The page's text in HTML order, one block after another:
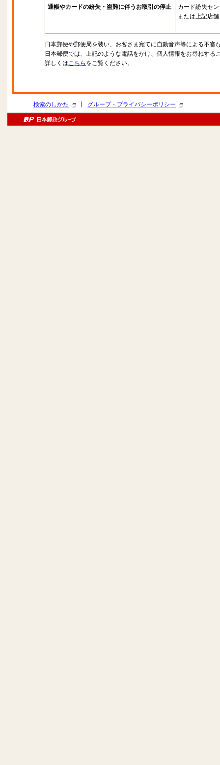
通帳やカードの紛失・盗難に伴うお取引の停止
カード紛失セ
または上記店舗
日本郵便や郵便局を装い、お客さま宛てに自動音声等による不審
日本郵便では、上記のような電話をかけ、個人情報をお尋ねする
詳しくはこちら をご覧ください。
検索のしかた グループ・プライバシーポリシー